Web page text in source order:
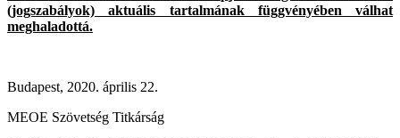
(jogszabályok) aktuális tartalmának függvényében válhat
meghaladottá.
Budapest, 2020. április 22.
MEOE Szövetség Titkárság